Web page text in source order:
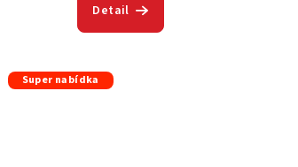
Detail
Super nabídka